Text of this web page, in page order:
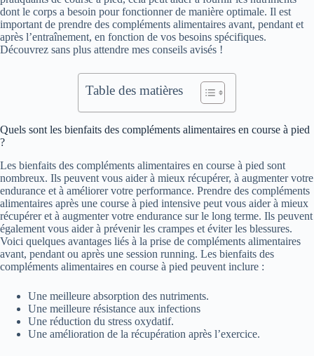
dont le corps a besoin pour fonctionner de manière optimale. Il est
important de prendre des compléments alimentaires avant, pendant et
après l’entraînement, en fonction de vos besoins spécifiques.
Découvrez sans plus attendre mes conseils avisés !
Table des matières
Quels sont les bienfaits des compléments alimentaires en course à pied
?
Les bienfaits des compléments alimentaires en course à pied sont
nombreux. Ils peuvent vous aider à mieux récupérer, à augmenter votre
endurance et à améliorer votre performance. Prendre des compléments
alimentaires après une course à pied intensive peut vous aider à mieux
récupérer et à augmenter votre endurance sur le long terme. Ils peuvent
également vous aider à prévenir les crampes et éviter les blessures.
Voici quelques avantages liés à la prise de compléments alimentaires
avant, pendant ou après une session running. Les bienfaits des
compléments alimentaires en course à pied peuvent inclure :
Une meilleure absorption des nutriments.
Une meilleure résistance aux infections
Une réduction du stress oxydatif.
Une amélioration de la récupération après l’exercice.